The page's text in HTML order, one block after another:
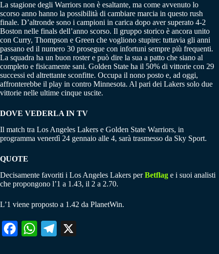
La stagione degli Warriors non è esaltante, ma come avvenuto lo
scorso anno hanno la possibilità di cambiare marcia in questo rush
finale. D’altronde sono i campioni in carica dopo aver superato 4-2
Boston nelle finals dell’anno scorso. Il gruppo storico è ancora unito
con Curry, Thompson e Green che vogliono stupire: tuttavia gli anni
passano ed il numero 30 prosegue con infortuni sempre più frequenti.
La squadra ha un buon roster e può dire la sua a patto che siano al
completo e fisicamente sani. Golden State ha il 50% di vittorie con 29
successi ed altrettante sconfitte. Occupa il nono posto e, ad oggi,
affronterebbe il play in contro Minnesota. Al pari dei Lakers solo due
vittorie nelle ultime cinque uscite.
DOVE VEDERLA IN TV
Il match tra Los Angeles Lakers e Golden State Warriors, in
programma venerdì 24 gennaio alle 4, sarà trasmesso da Sky Sport.
QUOTE
Decisamente favoriti i Los Angeles Lakers perBetflag e i suoi analisti
che propongono l’1 a 1.43, il 2 a 2.70.
L’1 viene proposto a 1.42 da PlanetWin.
Fa W
Te